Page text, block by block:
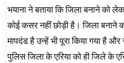
भयाना ने बताया कि जिला बनाने को
कोई कसर नहीं छोड़ी है। जिला बनाने
मापदंड है उन्हें भी पूरा किया गया है और
पुलिस जिला के एरिया को ही जिले के